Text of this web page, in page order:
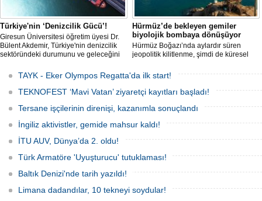
Türkiye'nin ‘Denizcilik Gücü’!
Giresun Üniversitesi öğretim üyesi Dr.
Bülent Akdemir, Türkiye'nin denizcilik
sektöründeki durumunu ve geleceğini
Hürmüz’de bekleyen gemiler
biyolojik bombaya dönüşüyor
Hürmüz Boğazı’nda aylardır süren
jeopolitik kilitlenme, şimdi de küresel
aralamış olabilir. Sıcak sularda
hareketsiz bekleyen binden fazla gemi,
istilacı deniz canlıları için devasa bir
üreme merkezine dönüşmüş durumda.
TAYK - Eker Olympos Regatta'da ilk start!
TEKNOFEST ‘Mavi Vatan’ ziyaretçi kayıtları başladı!
Tersane işçilerinin direnişi, kazanımla sonuçlandı
İngiliz aktivistler, gemide mahsur kaldı!
İTU AUV, Dünya’da 2. oldu!
Türk Armatöre 'Uyuşturucu' tutuklaması!
Baltık Denizi'nde tarih yazıldı!
Limana dadandılar, 10 tekneyi soydular!